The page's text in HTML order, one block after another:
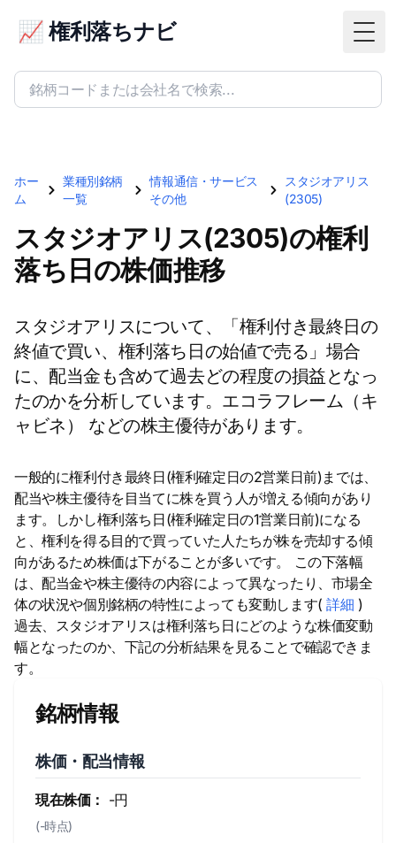
📈 権利落ちナビ
ホー
ム
業種別銘柄
一覧
情報通信・サービス
その他
スタジオアリス
(2305)
スタジオアリス(2305)の権利
落ち日の株価推移
スタジオアリスについて、「権利付き最終日の
終値で買い、権利落ち日の始値で売る」場合
に、配当金も含めて過去どの程度の損益となっ
たのかを分析しています。エコラフレーム（キ
ャビネ） などの株主優待があります。
一般的に権利付き最終日(権利確定日の2営業日前)までは、
配当や株主優待を目当てに株を買う人が増える傾向があり
ます。しかし権利落ち日(権利確定日の1営業日前)になる
と、権利を得る目的で買っていた人たちが株を売却する傾
向があるため株価は下がることが多いです。 この下落幅
は、配当金や株主優待の内容によって異なったり、市場全
体の状況や個別銘柄の特性によっても変動します(詳細 )
過去、スタジオアリスは権利落ち日にどのような株価変動
幅となったのか、下記の分析結果を見ることで確認できま
す。
銘柄情報
株価・配当情報
現在株価： -円
(-時点)